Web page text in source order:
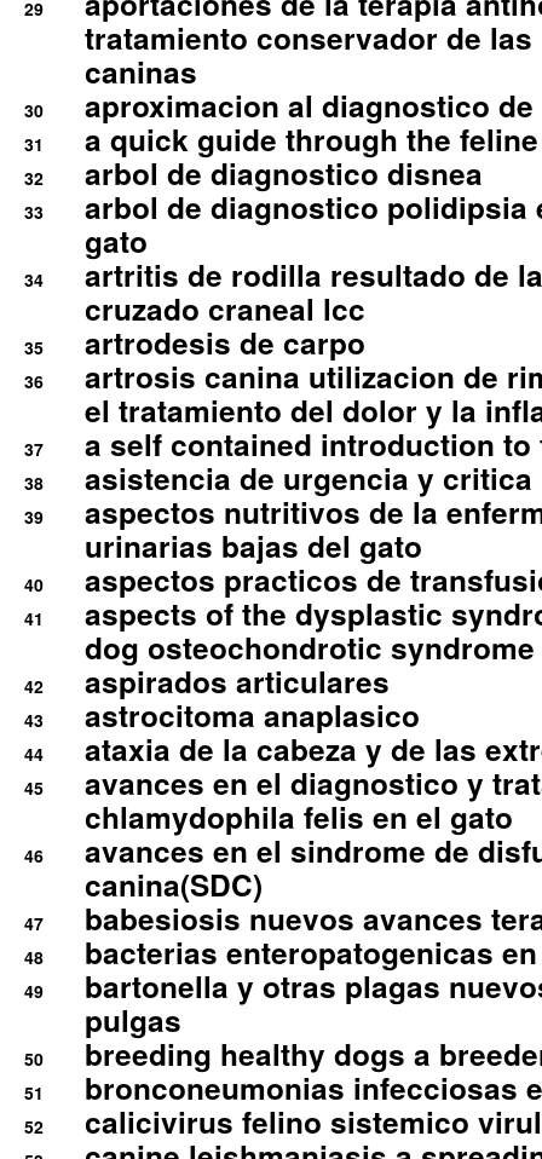
29
tratamiento conservador de
caninas
30 aproximacion al diagnostico
31 a quick guide through the
32 arbol de diagnostico disnea
33
arbol de diagnostico polidipsia
gato
34
artritis de rodilla resultado de
cruzado craneal lcc
35 artrodesis de carpo
36
artrosis canina utilizacion de
el tratamiento del dolor y la
37 a self contained introduction
38 asistencia de urgencia y
39
aspectos nutritivos de la
urinarias bajas del gato
40 aspectos practicos de
41
aspects of the dysplastic
dog osteochondrotic syndrome
42 aspirados articulares
43 astrocitoma anaplasico
44 ataxia de la cabeza y de las
45
avances en el diagnostico y
chlamydophila felis en el gato
46
avances en el sindrome de
canina(SDC)
47 babesiosis nuevos avances
48 bacterias enteropatogenicas
49
bartonella y otras plagas
pulgas
50 breeding healthy dogs a
51 bronconeumonias infecciosas
52 calicivirus felino sistemico